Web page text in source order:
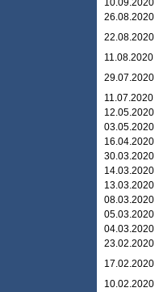
10.09.2020
26.08.2020
22.08.2020
11.08.2020
29.07.2020
11.07.2020
12.05.2020
03.05.2020
16.04.2020
30.03.2020
14.03.2020
13.03.2020
08.03.2020
05.03.2020
04.03.2020
23.02.2020
17.02.2020
10.02.2020